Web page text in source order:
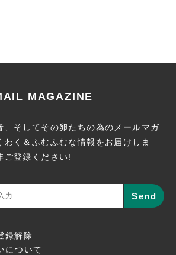
MAGAZINE
、そしてその卵たちの為のメールマガ
わく＆ふむふむな情報をお届けしま
ご登録ください!
録解除
について